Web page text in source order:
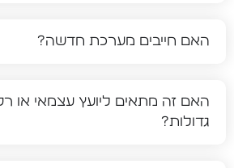
האם חייבים מערכת חדשה?
האם זה מתאים ליועץ עצמאי או
גדולות?